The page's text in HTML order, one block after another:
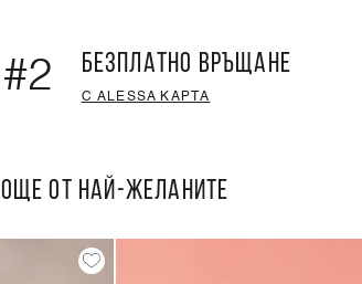
#2 БЕЗПЛАТНО ВРЪЩАНЕ
С ALESSA КАРТА
ОЩЕ ОТ НАЙ-ЖЕЛАНИТЕ